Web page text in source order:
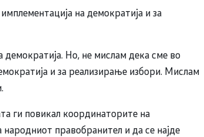
на демократија и за
демократија. Но, не мислам дека сме во
и за реализирање избори. Мислам
ги повикал координаторите на
народниот правобранител и да се најде